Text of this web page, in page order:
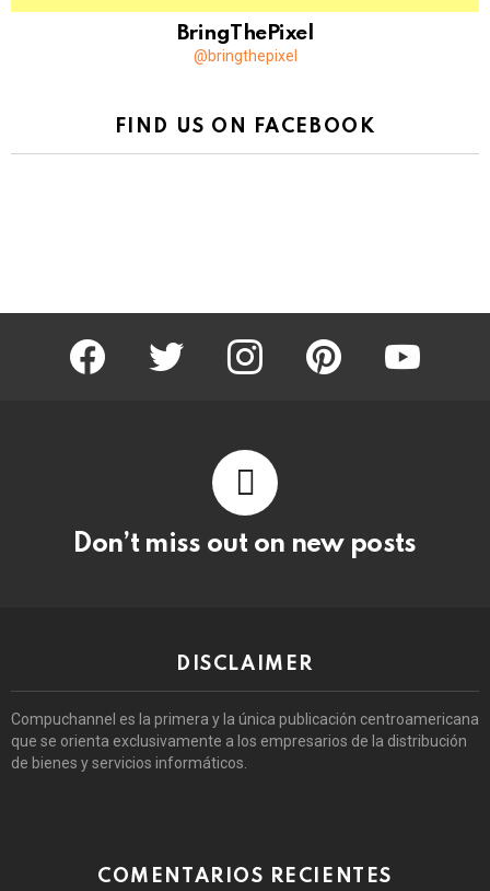
BringThePixel
@bringthepixel
FIND US ON FACEBOOK
facebook twitter instagram pinterest youtube
Don’t miss out on new posts
DISCLAIMER
Compuchannel es la primera y la única publicación centroamericana
que se orienta exclusivamente a los empresarios de la distribución
de bienes y servicios informáticos.
COMENTARIOS RECIENTES